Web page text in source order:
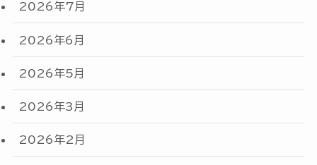
2026年7月
2026年6月
2026年5月
2026年3月
2026年2月